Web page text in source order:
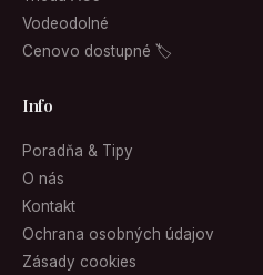
Vodeodolné
Cenovo dostupné 🏷
Info
Poradňa & Tipy
O nás
Kontakt
Ochrana osobných údajov
Zásady cookies